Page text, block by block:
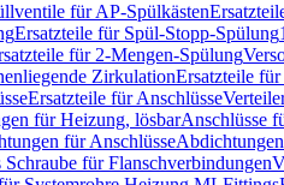
für AP-Spülkästen
Ersatzteile für Spül-Stopp-Spülung
für 2-Mengen-Spülung
ZirkulationErsatzteile
Ersatzteile für Anschlüsse
für Heizung, lösbarAnschlüsse
für Anschlüsse
Schraube für Flanschverbindungen